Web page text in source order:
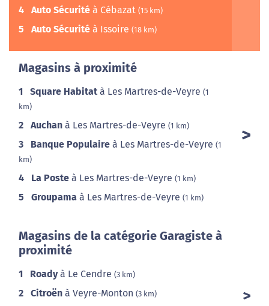
4 Auto Sécurité à Cébazat (15 km)
5 Auto Sécurité à Issoire (18 km)
Magasins à proximité
1 Square Habitat à Les Martres-de-Veyre (1
km)
2 Auchan à Les Martres-de-Veyre (1 km)
3 Banque Populaire à Les Martres-de-Veyre (1
km)
4 La Poste à Les Martres-de-Veyre (1 km)
5 Groupama à Les Martres-de-Veyre (1 km)
Magasins de la catégorie Garagiste à
proximité
1 Roadyà Le Cendre (3 km)
2 Citroën à Veyre-Monton (3 km)